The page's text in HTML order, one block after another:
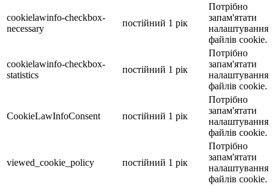
cookielawinfo-checkbox-
necessary
постійний 1 рік
Потрібно
запам'ятати
налаштування
файлів cookie.
cookielawinfo-checkbox-
statistics
постійний 1 рік
Потрібно
запам'ятати
налаштування
файлів cookie.
CookieLawInfoConsent постійний 1 рік
Потрібно
запам'ятати
налаштування
файлів cookie.
viewed_cookie_policy постійний 1 рік
Потрібно
запам'ятати
налаштування
файлів cookie.